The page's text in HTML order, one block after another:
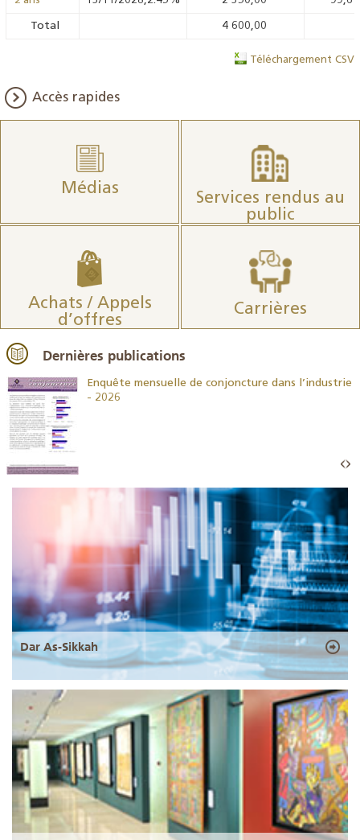
Total 4 600,00
Téléchargement CSV
Accès rapides
Médias
Services rendus au
public
Achats / Appels
d’offres
Carrières
Dernières publications
Enquête mensuelle de conjoncture dans l’industrie
- 2026
Dar As-Sikkah